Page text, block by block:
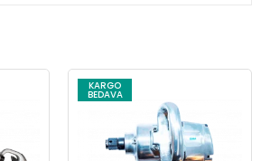
KARGO
BEDAVA